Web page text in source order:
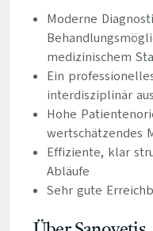
Moderne
medizinischem
Ein
interdisziplinär
Hohe
wertschätzendes
Effiziente, klar
Abläufe
Sehr gute